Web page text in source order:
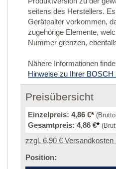
seitens des Herstellers.
Gerätealter vorkommen,
zugehörige Elemente,
Nummer grenzen,
Nähere Informationen
Hinweise zu Ihrer
Preisübersicht
Einzelpreis: 4,86 €*
Gesamtpreis: 4,86 €*
zzgl. 6,90 € Versandkosten
Position: